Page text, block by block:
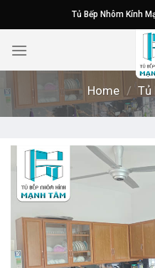
to
content
Tủ Bếp Nhôm Kính
Home / Tủ